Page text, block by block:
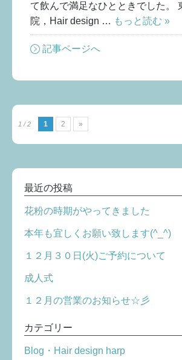
て飲んで満足なひとときでした。
院，Hair design … もっと読む »
記事ページへ
1 / 2 1 2 »
最近の投稿
花粉の時期がやってきました
本年も宜しくお願い致します(^_^)
１２月３０日(火)ご予約について
成人式
１２月の営業のお知らせ☆彡
カテゴリー
Blog・Hair design harp